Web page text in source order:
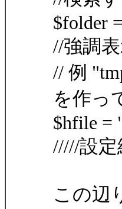
$folder
//強調
// 例
を作っ
$hfile =
/////設定
この辺